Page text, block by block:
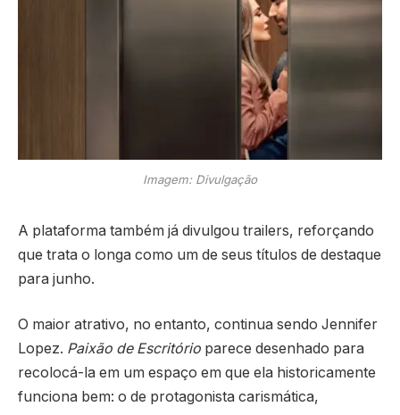
Imagem: Divulgação
A plataforma também já divulgou trailers, reforçando
que trata o longa como um de seus títulos de destaque
para junho.
O maior atrativo, no entanto, continua sendo Jennifer
Lopez. Paixão de Escritório parece desenhado para
recolocá-la em um espaço em que ela historicamente
funciona bem: o de protagonista carismática,